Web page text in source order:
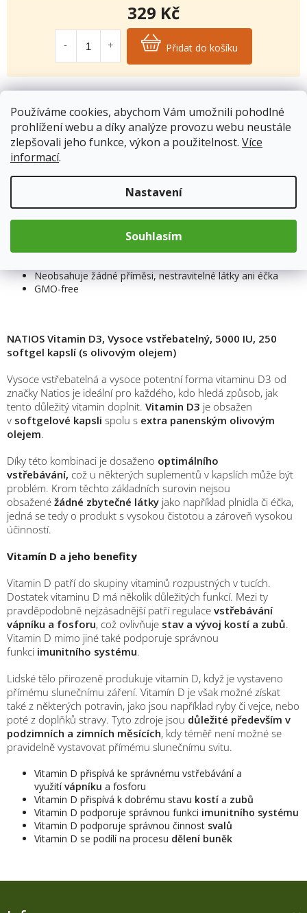
Používáme cookies, abychom Vám umožnili pohodlné
prohlížení webu a díky analýze provozu webu neustále
zlepšovali jeho funkce, výkon a použitelnost. Více
informací.
Nastavení
Souhlasím
Kategorie:
Bylinné kapsle a tobolky
Hmotnost: 0.03 kg
329 Kč
Měrná
cena:
Přidat do košíku
Forma softgelových kapslí
S extra panenským olivovým olejem
Neobsahuje žádné příměsi, nestravitelné látky ani éčka
GMO-free
NATIOS Vitamin D3, Vysoce vstřebatelný, 5000 IU, 250
softgel kapslí (s olivovým olejem)
Vysoce vstřebatelná a vysoce potentní forma vitaminu D3 od
značky Natios je ideální pro každého, kdo hledá způsob, jak
tento důležitý vitamin doplnit. Vitamin D3 je obsažen
v softgelové kapsli spolu s extra panenským olivovým
olejem.
Díky této kombinaci je dosaženo optimálního
vstřebávání, což u některých suplementů v kapslích může být
problém. Krom těchto základních surovin nejsou
obsažené žádné zbytečné látky jako například plnidla či éčka,
jedná se tedy o produkt s vysokou čistotou a zároveň vysokou
účinností.
Vitamín D a jeho benefity
Vitamin D patří do skupiny vitaminů rozpustných v tucích.
Dostatek vitaminu D má několik důležitých funkcí. Mezi ty
pravděpodobně nejzásadnější patří regulace vstřebávání
vápníku a fosforu, což ovlivňuje stav a vývoj kostí a zubů.
Vitamin D mimo jiné také podporuje správnou
funkci imunitního systému.
Lidské tělo přirozeně produkuje vitamin D, když je vystaveno
přímému slunečnímu záření. Vitamín D je však možné získat
také z některých potravin, jako jsou například ryby či vejce, nebo
poté z doplňků stravy. Tyto zdroje jsou důležité především v
podzimních a zimních měsících, kdy téměř není možné se
pravidelně vystavovat přímému slunečnímu svitu.
Vitamin D přispívá ke správnému vstřebávání a
využitívápníku a fosforu
Vitamin D přispívá k dobrému stavu kostí a zubů
Vitamin D podporuje správnou funkci imunitního systému
Vitamin D podporuje správnou činnost svalů
Vitamin D se podílí na procesu dělení buněk